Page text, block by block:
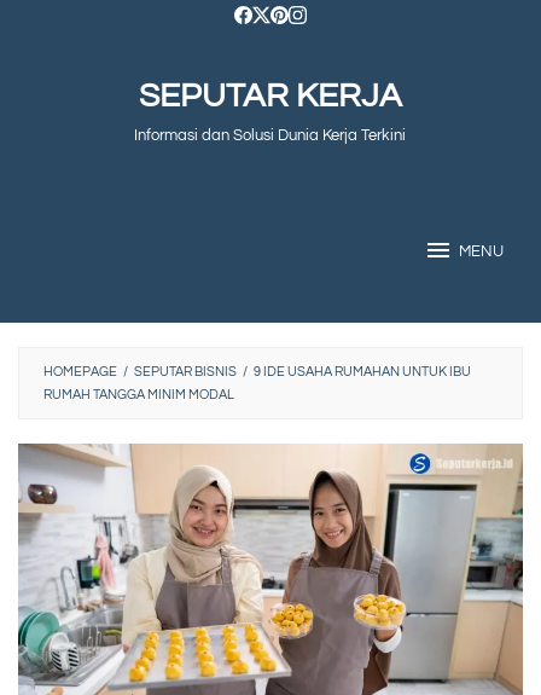
SEPUTAR KERJA
Informasi dan Solusi Dunia Kerja Terkini
MENU
HOMEPAGE / SEPUTAR BISNIS / 9 IDE USAHA RUMAHAN UNTUK IBU
RUMAH TANGGA MINIM MODAL